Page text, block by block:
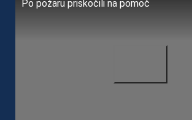
Po požaru priskočili na pomoč